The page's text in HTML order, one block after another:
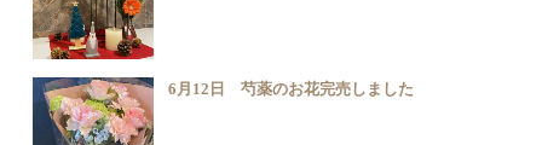
6月12日 芍薬のお花完売しました